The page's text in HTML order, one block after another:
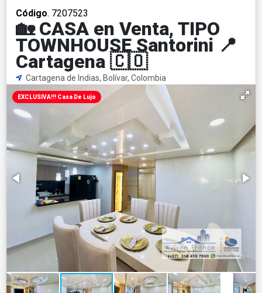
Código. 7207523
🏡 CASA en Venta, TIPO
TOWNHOUSE Santorini 📍
Cartagena 🇨🇴
Cartagena de Indias, Bolívar, Colombia
EXCLUSIVA!!! Casa De Lujo